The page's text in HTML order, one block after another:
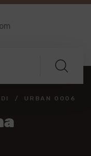
URBAN 0006